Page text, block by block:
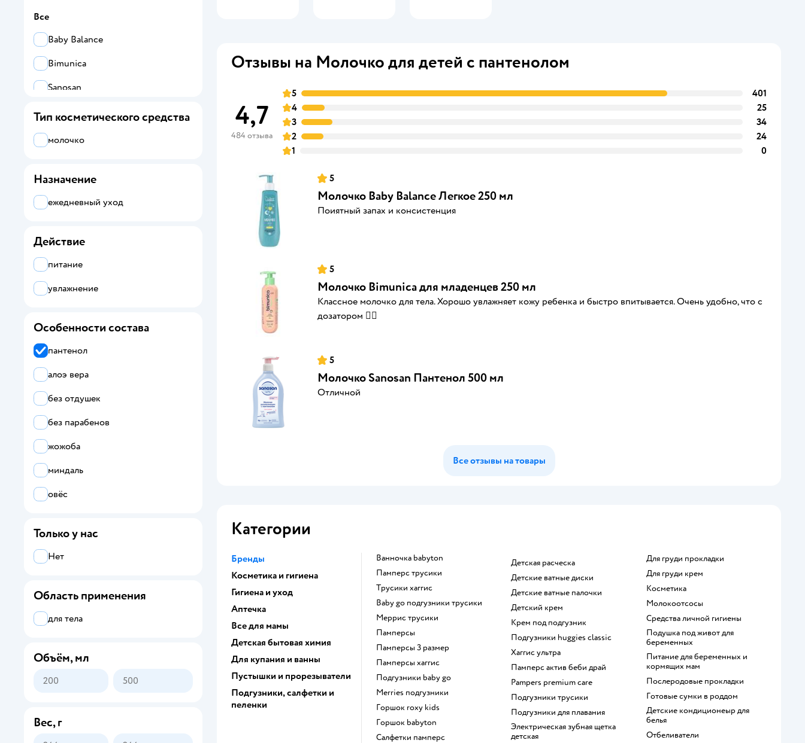
Отзывы на Молочко для детей с пантенолом
4,7
484 отзыва
5
401
4
25
3
34
2
24
1
0
5
Молочко Baby Balance Легкое 250 мл
Поиятный запах и консистенция
5
Молочко Bimunica для младенцев 250 мл
Классное молочко для тела. Хорошо увлажняет кожу ребенка и быстро впитывается. Очень удобно, что с
дозатором 👍🏻
5
Молочко Sanosan Пантенол 500 мл
Отличной
Все отзывы на товары
Категории
Бренды
Косметика и гигиена
Гигиена и уход
Аптечка
Все для мамы
Детская бытовая химия
Для купания и ванны
Пустышки и прорезыватели
Подгузники, салфетки и
пеленки
ванночка babyton
памперс трусики
трусики хаггис
baby go подгузники трусики
меррис трусики
памперсы
памперсы 3 размер
памперсы хаггис
подгузники baby go
merries подгузники
горшок roxy kids
горшок babyton
салфетки памперс
детская расческа
детские ватные диски
детские ватные палочки
детский крем
крем под подгузник
подгузники huggies classic
хаггис ультра
памперс актив беби драй
pampers premium care
подгузники трусики
подгузники для плавания
электрическая зубная щетка
детская
для груди прокладки
для груди крем
косметика
Молокоотсосы
средства личной гигиены
подушка под живот для
беременных
питание для беременных и
кормящих мам
послеродовые прокладки
готовые сумки в роддом
детские кондиционеыр для
белья
отбеливатели
Все
Baby Balance
Bimunica
Sanosan
Тип косметического средства
молочко
Назначение
ежедневный уход
Действие
питание
увлажнение
Особенности состава
пантенол
алоэ вера
без отдушек
без парабенов
жожоба
миндаль
овёс
Только у нас
Нет
Область применения
для тела
Объём, мл
Вес, г